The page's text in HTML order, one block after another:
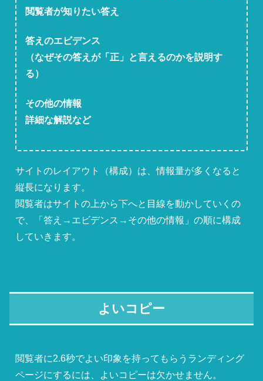
閲覧者が知りたい答え
答えのエビデンス
（なぜその答えが「正」と言えるのかを説明す
る）
その他の情報
詳細な解説など
サイトのレイアウト（構成）は、情報量が多くなると
縦長になります。
閲覧者はサイトの上から下へと目線を動かしていくの
で、「答え→エビデンス→その他の情報」の順に構成
していきます。
よいコピー
閲覧者に2.6秒でよい印象を持ってもらうランディング
ページにするには、よいコピーは欠かせません。